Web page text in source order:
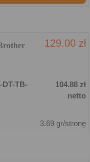
129.00 zł
DT-TB-
104.88 zł
netto
3.69 gr/stronę